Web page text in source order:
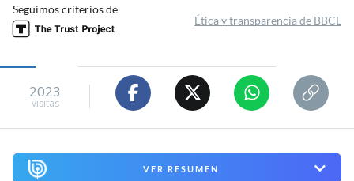
Seguimos criterios de
Ética y transparencia de BBCL
2023
visitas
VER RESUMEN